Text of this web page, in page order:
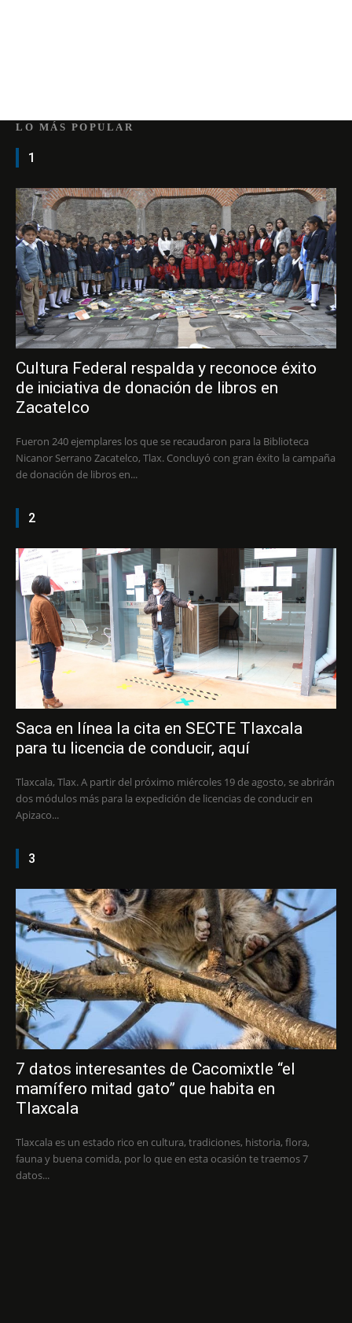
LO MÁS POPULAR
1
Cultura Federal respalda y reconoce éxito
de iniciativa de donación de libros en
Zacatelco
Fueron 240 ejemplares los que se recaudaron para la Biblioteca
Nicanor Serrano Zacatelco, Tlax. Concluyó con gran éxito la campaña
de donación de libros en...
2
Saca en línea la cita en SECTE Tlaxcala
para tu licencia de conducir, aquí
Tlaxcala, Tlax. A partir del próximo miércoles 19 de agosto, se abrirán
dos módulos más para la expedición de licencias de conducir en
Apizaco...
3
7 datos interesantes de Cacomixtle “el
mamífero mitad gato” que habita en
Tlaxcala
Tlaxcala es un estado rico en cultura, tradiciones, historia, flora,
fauna y buena comida, por lo que en esta ocasión te traemos 7
datos...